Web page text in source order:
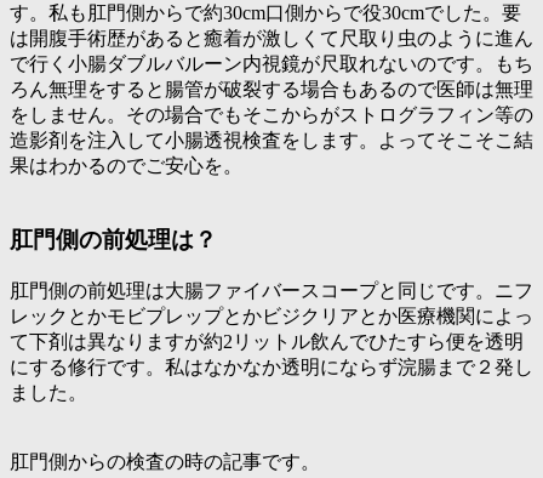
す。私も肛門側からで約30cm口側からで役30cmでした。要
は開腹手術歴があると癒着が激しくて尺取り虫のように進ん
で行く小腸ダブルバルーン内視鏡が尺取れないのです。もち
ろん無理をすると腸管が破裂する場合もあるので医師は無理
をしません。その場合でもそこからがストログラフィン等の
造影剤を注入して小腸透視検査をします。よってそこそこ結
果はわかるのでご安心を。
肛門側の前処理は？
肛門側の前処理は大腸ファイバースコープと同じです。ニフ
レックとかモビプレップとかビジクリアとか医療機関によっ
て下剤は異なりますが約2リットル飲んでひたすら便を透明
にする修行です。私はなかなか透明にならず浣腸まで２発し
ました。
肛門側からの検査の時の記事です。